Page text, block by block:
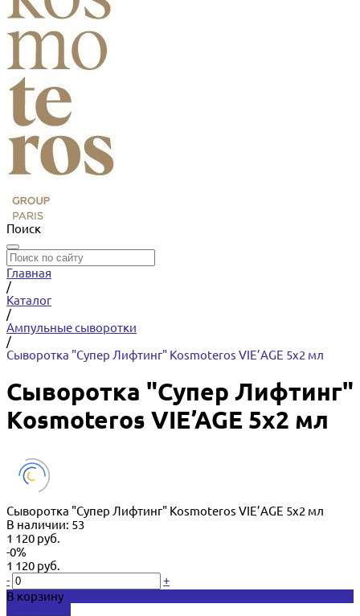
Поиск
Главная
/
Каталог
/
Ампульные сыворотки
/
Сыворотка "Супер Лифтинг" Kosmoteros VIE’AGE 5х2 мл
Сыворотка "Супер Лифтинг"
Kosmoteros VIE’AGE 5х2 мл
Сыворотка "Супер Лифтинг" Kosmoteros VIE’AGE 5х2 мл
В наличии: 53
1 120 руб.
-0%
1 120 руб.
-
+
В корзину